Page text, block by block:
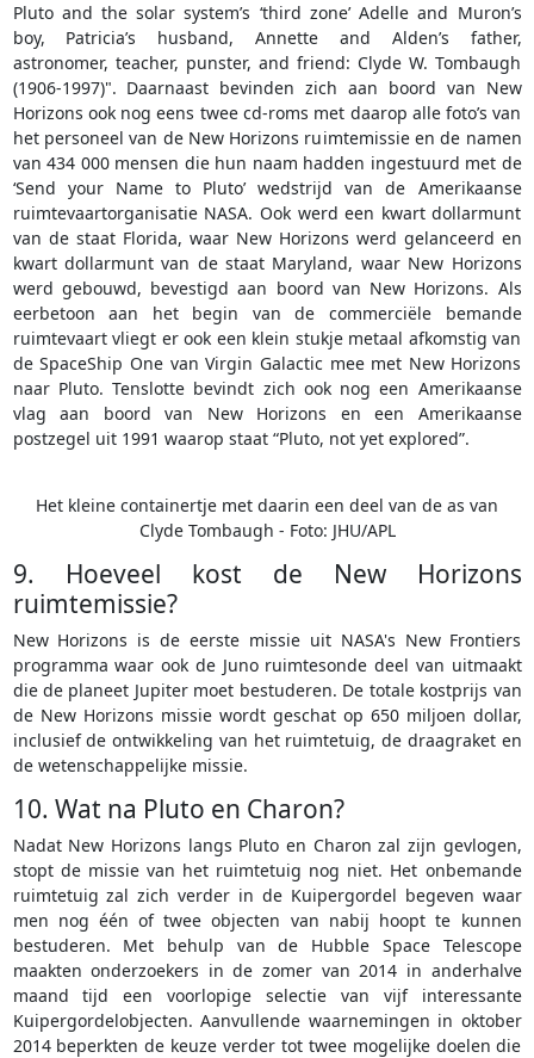
Pluto and the solar system’s ‘third zone’ Adelle and Muron’s
boy, Patricia’s husband, Annette and Alden’s father,
astronomer, teacher, punster, and friend: Clyde W. Tombaugh
(1906-1997)". Daarnaast bevinden zich aan boord van New
Horizons ook nog eens twee cd-roms met daarop alle foto’s van
het personeel van de New Horizons ruimtemissie en de namen
van 434 000 mensen die hun naam hadden ingestuurd met de
‘Send your Name to Pluto’ wedstrijd van de Amerikaanse
ruimtevaartorganisatie NASA. Ook werd een kwart dollarmunt
van de staat Florida, waar New Horizons werd gelanceerd en
kwart dollarmunt van de staat Maryland, waar New Horizons
werd gebouwd, bevestigd aan boord van New Horizons. Als
eerbetoon aan het begin van de commerciële bemande
ruimtevaart vliegt er ook een klein stukje metaal afkomstig van
de SpaceShip One van Virgin Galactic mee met New Horizons
naar Pluto. Tenslotte bevindt zich ook nog een Amerikaanse
vlag aan boord van New Horizons en een Amerikaanse
postzegel uit 1991 waarop staat “Pluto, not yet explored”.
Het kleine containertje met daarin een deel van de as van
Clyde Tombaugh - Foto: JHU/APL
9. Hoeveel kost de New Horizons
ruimtemissie?
New Horizons is de eerste missie uit NASA's New Frontiers
programma waar ook de Juno ruimtesonde deel van uitmaakt
die de planeet Jupiter moet bestuderen. De totale kostprijs van
de New Horizons missie wordt geschat op 650 miljoen dollar,
inclusief de ontwikkeling van het ruimtetuig, de draagraket en
de wetenschappelijke missie.
10. Wat na Pluto en Charon?
Nadat New Horizons langs Pluto en Charon zal zijn gevlogen,
stopt de missie van het ruimtetuig nog niet. Het onbemande
ruimtetuig zal zich verder in de Kuipergordel begeven waar
men nog één of twee objecten van nabij hoopt te kunnen
bestuderen. Met behulp van de Hubble Space Telescope
maakten onderzoekers in de zomer van 2014 in anderhalve
maand tijd een voorlopige selectie van vijf interessante
Kuipergordelobjecten. Aanvullende waarnemingen in oktober
2014 beperkten de keuze verder tot twee mogelijke doelen die